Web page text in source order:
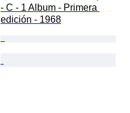
- C - 1 Album - Primera
edición - 1968